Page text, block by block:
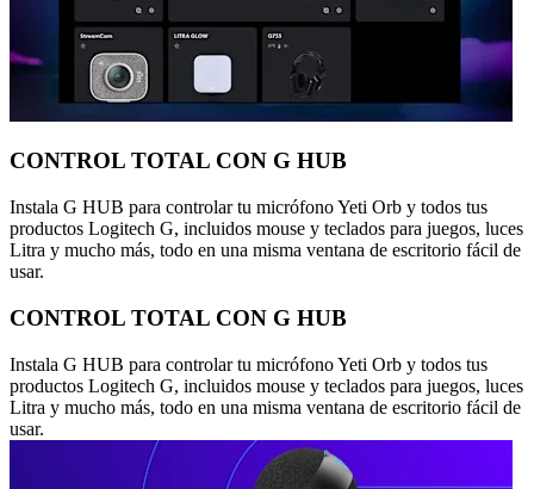
CONTROL TOTAL CON G HUB
Instala G HUB para controlar tu micrófono Yeti Orb y todos tus
productos Logitech G, incluidos mouse y teclados para juegos, luces
Litra y mucho más, todo en una misma ventana de escritorio fácil de
usar.
CONTROL TOTAL CON G HUB
Instala G HUB para controlar tu micrófono Yeti Orb y todos tus
productos Logitech G, incluidos mouse y teclados para juegos, luces
Litra y mucho más, todo en una misma ventana de escritorio fácil de
usar.